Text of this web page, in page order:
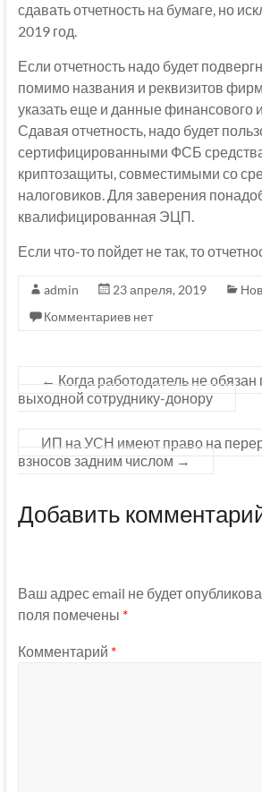
сдавать отчетность на бумаге, но
2019 год.
Если отчетность надо будет
помимо названия и реквизитов
указать еще и данные финансового
Сдавая отчетность, надо будет
сертифицированными ФСБ
криптозащиты, совместимыми со
налоговиков. Для заверения
квалифицированная ЭЦП.
Если что-то пойдет не так, то
admin 23 апреля, 2019
Комментариев нет
← Когда работодатель не
выходной сотруднику-донору
ИП на УСН имеют право на
взносов задним числом →
Добавить
Ваш адрес email не будет
поля помечены *
Комментарий *